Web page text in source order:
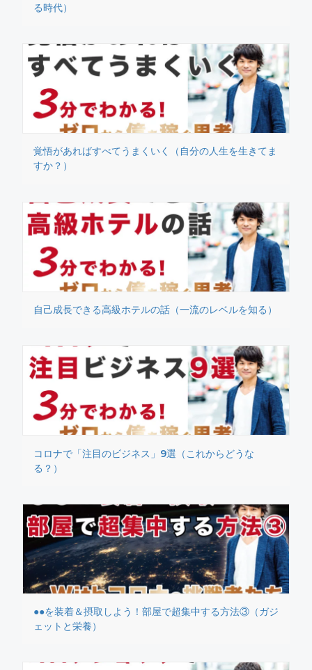
る時代）
覚悟があればすべてうまくいく（自分の人生を生きてま
すか？）
自己成長できる高級ホテルの話（一流のレベルを知る）
コロナで「注目のビジネス」9選（これからどうな
る？）
●●を装着＆摂取しよう！部屋で超集中する方法③（ガジ
ェットと栄養）